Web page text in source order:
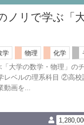
ノリで学ぶ「
学 物理 化学
大学の数学・物理」の
レベルの理系科目 ②高校
動画を...